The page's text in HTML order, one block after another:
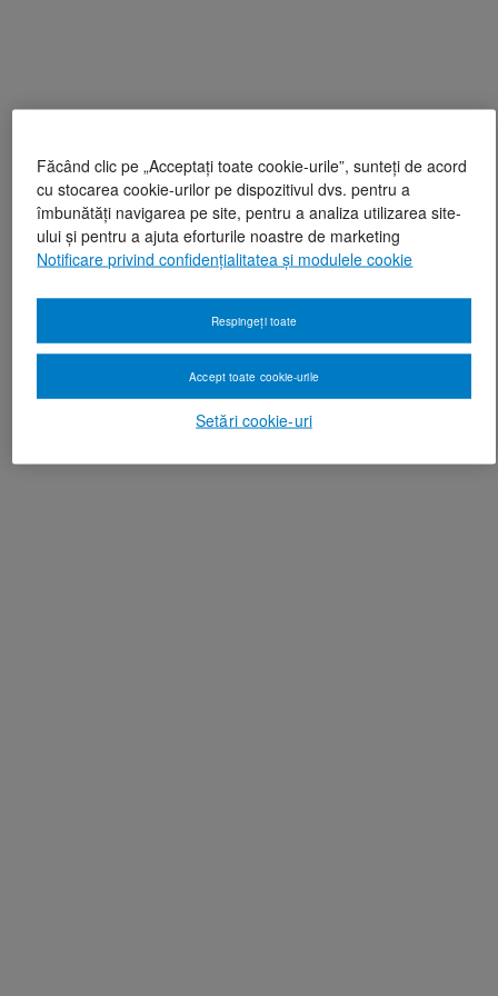
Făcând clic pe „Acceptați toate cookie-urile”, sunteți de acord
cu stocarea cookie-urilor pe dispozitivul dvs. pentru a
îmbunătăți navigarea pe site, pentru a analiza utilizarea site-
ului și pentru a ajuta eforturile noastre de marketing
Notificare privind confidențialitatea și modulele cookie
Setări cookie-uri
Respingeți toate
Accept toate cookie-urile